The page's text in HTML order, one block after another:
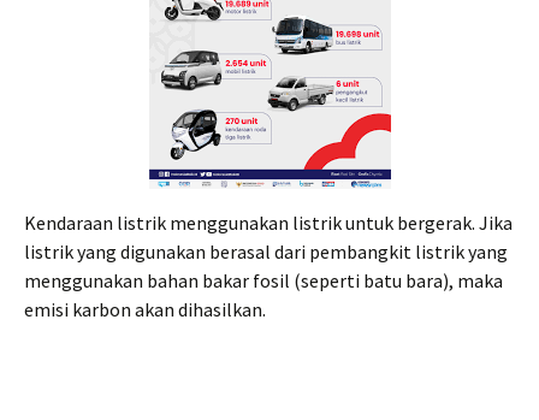
Kendaraan listrik menggunakan listrik untuk bergerak. Jika
listrik yang digunakan berasal dari pembangkit listrik yang
menggunakan bahan bakar fosil (seperti batu bara), maka
emisi karbon akan dihasilkan.